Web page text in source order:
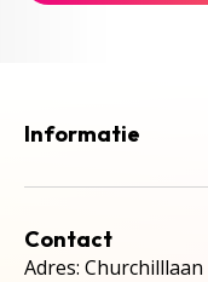
Informatie
Contact
Adres: